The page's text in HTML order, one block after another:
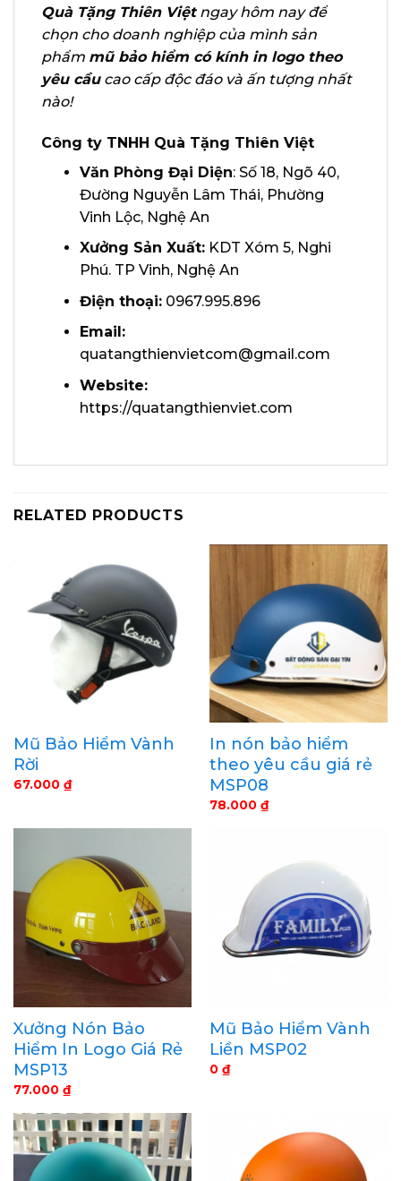
Quà Tặng Thiên Việtngay hôm nay để
chọn cho doanh nghiệp của mình sản
phẩm mũ bảo hiểm có kính in logo theo
yêu cầucao cấp độc đáo và ấn tượng nhất
nào!
Công ty TNHH Quà Tặng Thiên Việt
Văn Phòng Đại Diện: Số 18, Ngõ 40,
Đường Nguyễn Lâm Thái, Phường
Vinh Lộc, Nghệ An
Xưởng Sản Xuất:KDT Xóm 5, Nghi
Phú. TP Vinh, Nghệ An
Điện thoại:0967.995.896
Email:
quatangthienvietcom@gmail.com
Website:
https://quatangthienviet.com
RELATED PRODUCTS
Mũ Bảo Hiểm Vành
Rời
67.000 ₫
In nón bảo hiểm
theo yêu cầu giá rẻ
MSP08
78.000 ₫
Xưởng Nón Bảo
Hiểm In Logo Giá Rẻ
MSP13
77.000 ₫
Mũ Bảo Hiểm Vành
Liền MSP02
0 ₫